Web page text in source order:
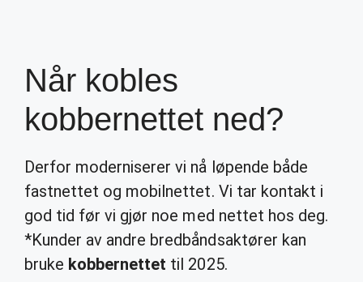
Når kobles
kobbernettet ned?
Derfor moderniserer vi nå løpende både
fastnettet og mobilnettet. Vi tar kontakt i
god tid før vi gjør noe med nettet hos deg.
*Kunder av andre bredbåndsaktører kan
bruke kobbernettet til 2025.